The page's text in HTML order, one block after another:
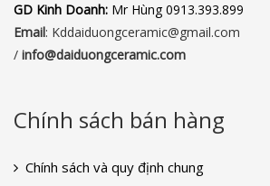
GD Kinh Doanh: Mr Hùng 0913.393.899
Email: Kddaiduongceramic@gmail.com
/ info@daiduongceramic.com
Chính sách bán hàng
Chính sách và quy định chung